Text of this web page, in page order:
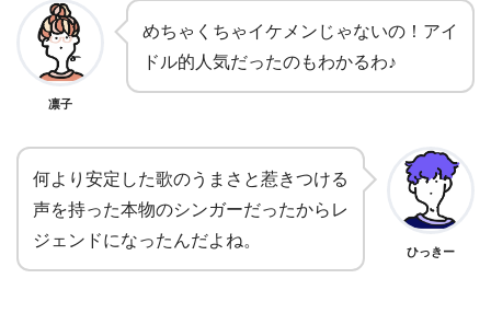
凛子
めちゃくちゃイケメンじゃないの！アイ
ドル的人気だったのもわかるわ♪
何より安定した歌のうまさと惹きつける
声を持った本物のシンガーだったからレ
ジェンドになったんだよね。
ひっきー